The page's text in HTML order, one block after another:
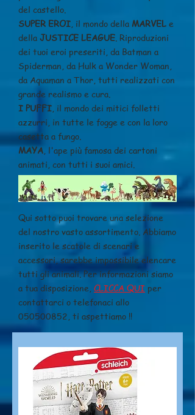
del castello.
SUPER EROI, il mondo della MARVEL e
della JUSTICE LEAGUE. Riproduzioni
dei tuoi eroi preseriti, da Batman a
Spiderman, da Hulk a Wonder Woman,
da Aquaman a Thor, tutti realizzati con
grande realismo e cura.
I PUFFI, il mondo dei mitici folletti
azzurri, in tutte le fogge e con la loro
casetta a fungo.
MAYA, l'ape più famosa dei cartoni
animati, con tutti i suoi amici.
Qui sotto puoi trovare una selezione
del nostro vasto assortimento. Abbiamo
inserito le scatole di scenari e
accessori, sarebbe impossibile elencare
tutti gli animali. Per informazioni siamo
a tua disposizione, CLICCA QUI per
contattarci o telefonaci allo
050500852, ti aspettiamo !!